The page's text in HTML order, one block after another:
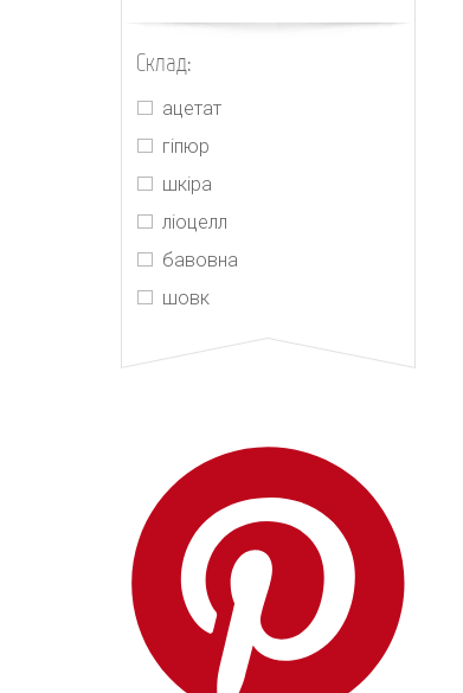
Joslin
Orseund Iris
Realisation
Redpolaris
Reformation
REMAIN Birger
Christensen
Rick Owens
Rixo
Склад:
ацетат
гіпюр
шкіра
ліоцелл
бавовна
шовк